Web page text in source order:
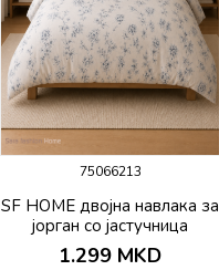
75066213
SF HOME двојна навлака за
јорган со јастучница
200х230 Bello
1.299 MKD